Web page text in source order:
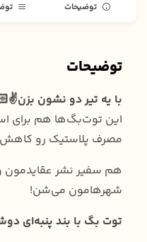
توضیحات
توضیحات
با یه تیر دو نشون
این توت‌بگ‌ها هم برای
مصرف پلاستیک رو
هم سفیر نشر عقایدمون
شهرهامون می‌شن!
توت بگ با بند پنبه‌ای